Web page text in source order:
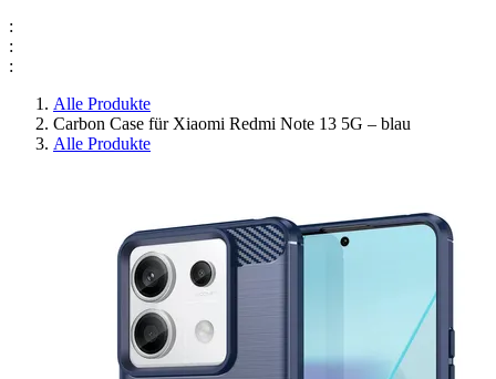
:
:
:
Alle Produkte
Carbon Case für Xiaomi Redmi Note 13 5G – blau
Alle Produkte